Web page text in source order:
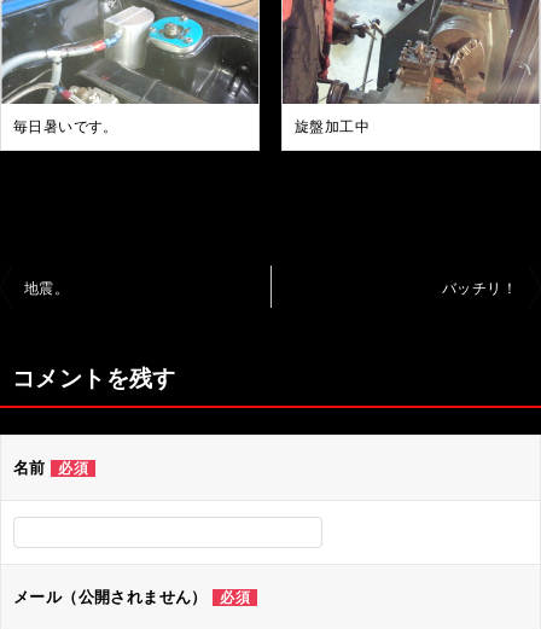
毎日暑いです。 旋盤加工中
ビ
ゲ
ー
シ
ョ
ン
地震。 バッチリ！
コメントを残す
名前 必須
メール（公開されません） 必須